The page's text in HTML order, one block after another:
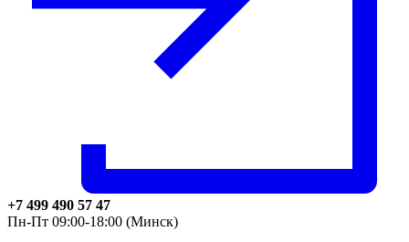
+7 499 490 57 47
Пн-Пт 09:00-18:00 (Минск)